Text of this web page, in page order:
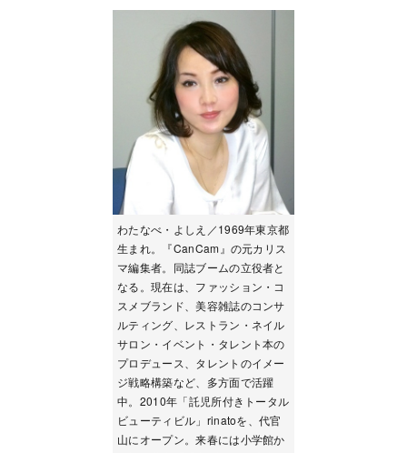
わたなべ・よしえ／1969年東京都
生まれ。『CanCam』の元カリス
マ編集者。同誌ブームの立役者と
なる。現在は、ファッション・コ
スメブランド、美容雑誌のコンサ
ルティング、レストラン・ネイル
サロン・イベント・タレント本の
プロデュース、タレントのイメー
ジ戦略構築など、多方面で活躍
中。2010年「託児所付きトータル
ビューティビル」rinatoを、代官
山にオープン。来春には小学館か